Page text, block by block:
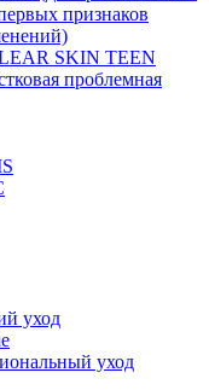
признаков
SKIN TEEN
проблемная
уход
уход